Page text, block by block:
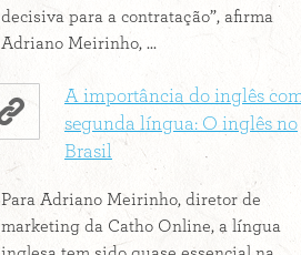
decisiva para a contratação”, afirma
Adriano Meirinho, ...
A importância do inglês
segunda língua: O inglês no
Brasil
Para Adriano Meirinho, diretor de
marketing da Catho Online, a língua